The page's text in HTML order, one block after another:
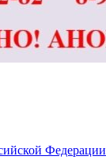
Федерации